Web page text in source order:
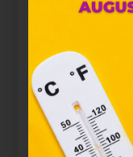
A „sütiket" az
összefüggő
2001. évi CVIII.
előírásainak
weblapoknak,
belül működnek,
ezeknek a
eszközén